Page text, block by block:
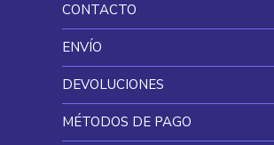
CONTACTO
ENVÍO
DEVOLUCIONES
MÉTODOS DE PAGO